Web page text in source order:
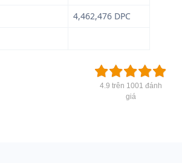
4,462,476 DPC
4.9 trên 1001 đánh
giá